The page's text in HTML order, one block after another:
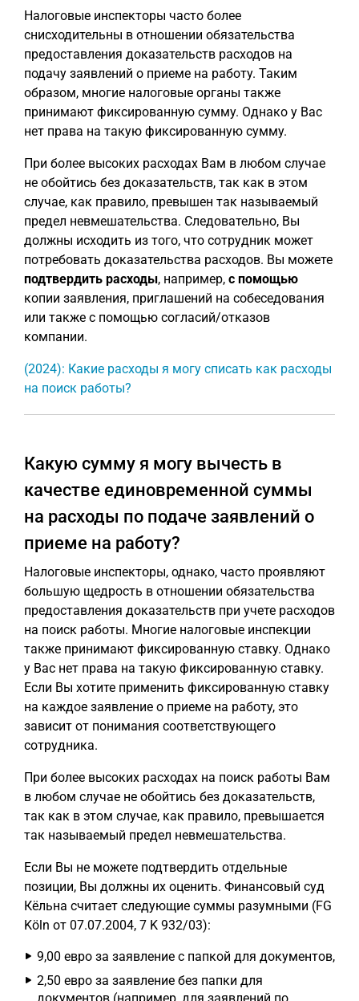
Налоговые инспекторы часто более
снисходительны в отношении обязательства
предоставления доказательств расходов на
подачу заявлений о приеме на работу. Таким
образом, многие налоговые органы также
принимают фиксированную сумму. Однако у Вас
нет права на такую фиксированную сумму.
При более высоких расходах Вам в любом случае
не обойтись без доказательств, так как в этом
случае, как правило, превышен так называемый
предел невмешательства. Следовательно, Вы
должны исходить из того, что сотрудник может
потребовать доказательства расходов. Вы можете
подтвердить расходы, например, с помощью
копии заявления, приглашений на собеседования
или также с помощью согласий/отказов
компании.
(2024): Какие расходы я могу списать как расходы
на поиск работы?
Какую сумму я могу вычесть в
качестве единовременной суммы
на расходы по подаче заявлений о
приеме на работу?
Налоговые инспекторы, однако, часто проявляют
большую щедрость в отношении обязательства
предоставления доказательств при учете расходов
на поиск работы. Многие налоговые инспекции
также принимают фиксированную ставку. Однако
у Вас нет права на такую фиксированную ставку.
Если Вы хотите применить фиксированную ставку
на каждое заявление о приеме на работу, это
зависит от понимания соответствующего
сотрудника.
При более высоких расходах на поиск работы Вам
в любом случае не обойтись без доказательств,
так как в этом случае, как правило, превышается
так называемый предел невмешательства.
Если Вы не можете подтвердить отдельные
позиции, Вы должны их оценить. Финансовый суд
Кёльна считает следующие суммы разумными (FG
Köln от 07.07.2004, 7 K 932/03):
9,00 евро за заявление с папкой для документов,
2,50 евро за заявление без папки для